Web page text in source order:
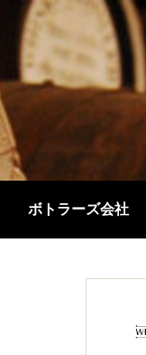
ボトラーズ会社